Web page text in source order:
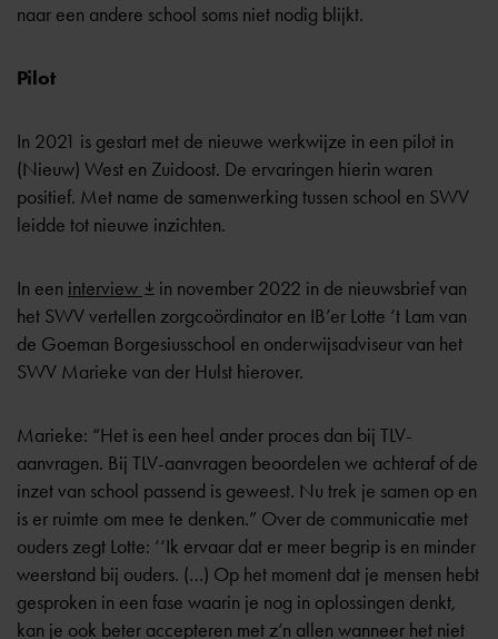
naar een andere school soms niet nodig blijkt.
Pilot
In 2021 is gestart met de nieuwe werkwijze in een pilot in
(Nieuw) West en Zuidoost. De ervaringen hierin waren
positief. Met name de samenwerking tussen school en SWV
leidde tot nieuwe inzichten.
In een interview
in november 2022 in de nieuwsbrief van
het SWV vertellen zorgcoördinator en IB’er Lotte ‘t Lam van
de Goeman Borgesiusschool en onderwijsadviseur van het
SWV Marieke van der Hulst hierover.
Marieke: “Het is een heel ander proces dan bij TLV-
aanvragen. Bij TLV-aanvragen beoordelen we achteraf of de
inzet van school passend is geweest. Nu trek je samen op en
is er ruimte om mee te denken.” Over de communicatie met
ouders zegt Lotte: ‘‘Ik ervaar dat er meer begrip is en minder
weerstand bij ouders. (…) Op het moment dat je mensen hebt
gesproken in een fase waarin je nog in oplossingen denkt,
kan je ook beter accepteren met z’n allen wanneer het niet